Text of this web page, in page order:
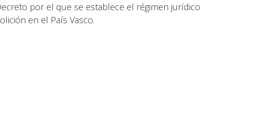
por el que se establece el régimen jurídico
en el País Vasco.